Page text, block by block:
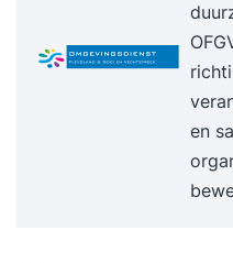
benutten voor
integraal
bedrijfsanalyse als
keuzes. Uitwerken en
praktijkcasussen.
van financieel
training en opstellen
en